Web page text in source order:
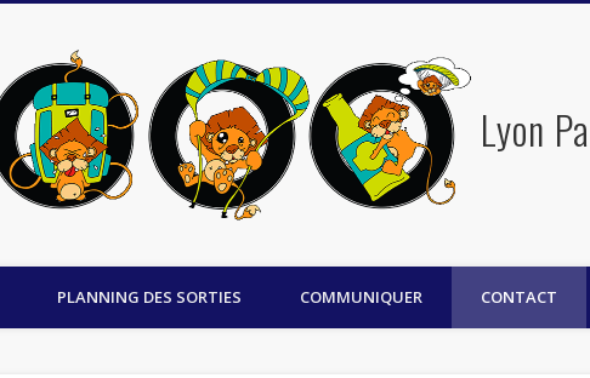
Lyon
PLANNING DES SORTIES COMMUNIQUER CONTACT